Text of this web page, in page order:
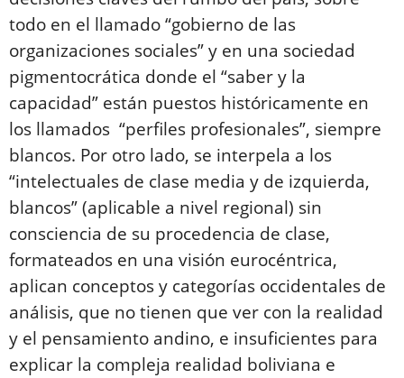
todo en el llamado “gobierno de las
organizaciones sociales” y en una sociedad
pigmentocrática donde el “saber y la
capacidad” están puestos históricamente en
los llamados “perfiles profesionales”, siempre
blancos. Por otro lado, se interpela a los
“intelectuales de clase media y de izquierda,
blancos” (aplicable a nivel regional) sin
consciencia de su procedencia de clase,
formateados en una visión eurocéntrica,
aplican conceptos y categorías occidentales de
análisis, que no tienen que ver con la realidad
y el pensamiento andino, e insuficientes para
explicar la compleja realidad boliviana e